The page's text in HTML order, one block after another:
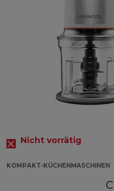
Nicht vorrätig
KOMPAKT-KÜCHENMASCHINEN